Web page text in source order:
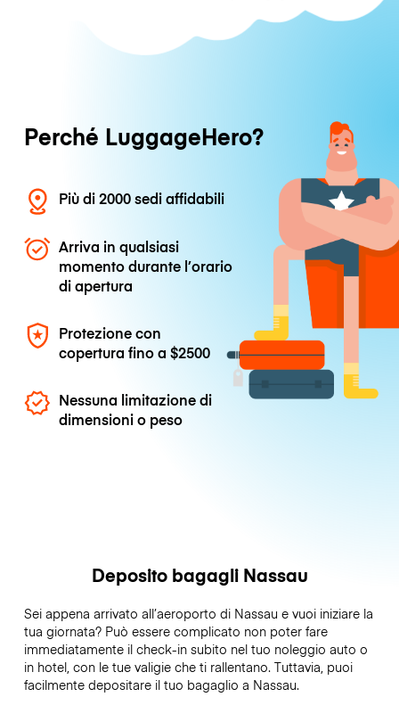
Perché LuggageHero?
Più di 2000 sedi affidabili
Arriva in qualsiasi
momento durante l’orario
di apertura
Protezione con
copertura fino a$2500
Nessuna limitazione di
dimensioni o peso
Deposito bagagli Nassau
Sei appena arrivato all’aeroporto di Nassau e vuoi iniziare la
tua giornata? Può essere complicato non poter fare
immediatamente il check-in subito nel tuo noleggio auto o
in hotel, con le tue valigie che ti rallentano. Tuttavia, puoi
facilmente depositare il tuo bagaglio a Nassau.